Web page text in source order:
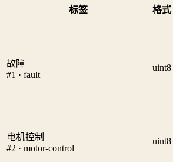
标签 格式
故障
#1 · fault
uint8
电机控制
#2 · motor-control
uint8